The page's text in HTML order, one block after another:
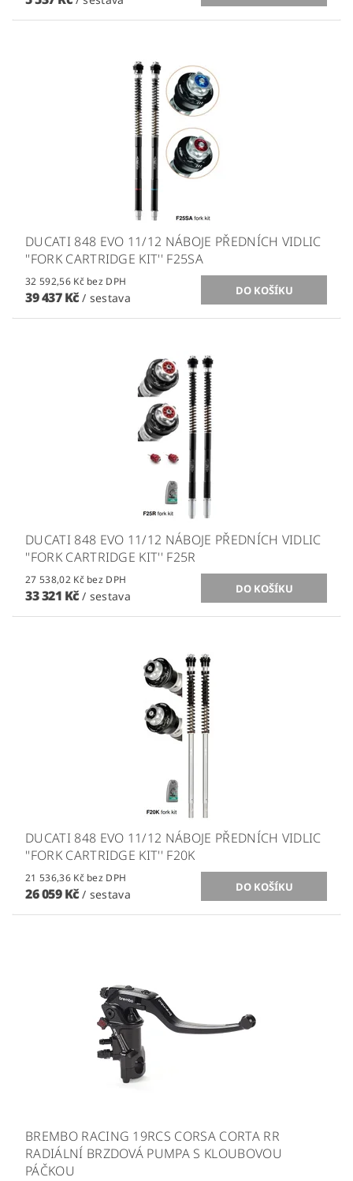
DUCATI 848 EVO 11/12 NÁBOJE PŘEDNÍCH VIDLIC
''FORK CARTRIDGE KIT'' F25SA
32 592,56 Kč bez DPH
39 437 Kč/ sestava
DUCATI 848 EVO 11/12 NÁBOJE PŘEDNÍCH VIDLIC
''FORK CARTRIDGE KIT'' F25R
27 538,02 Kč bez DPH
33 321 Kč/ sestava
DUCATI 848 EVO 11/12 NÁBOJE PŘEDNÍCH VIDLIC
''FORK CARTRIDGE KIT'' F20K
21 536,36 Kč bez DPH
26 059 Kč/ sestava
BREMBO RACING 19RCS CORSA CORTA RR
RADIÁLNÍ BRZDOVÁ PUMPA S KLOUBOVOU
PÁČKOU